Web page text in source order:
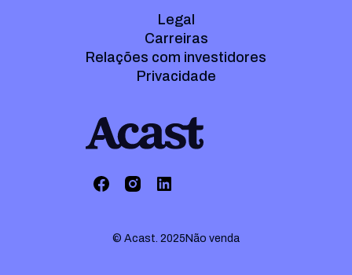
Legal
Carreiras
Relações com investidores
Privacidade
© Acast. 2025Não venda